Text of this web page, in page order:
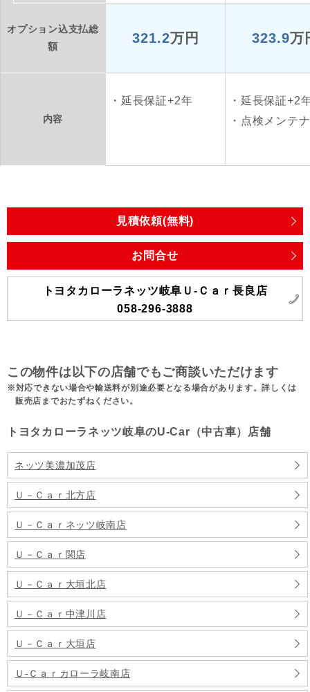
オプション込支払総
額
321.2万円 323.9万
内容
延長保証+2年
延長保証+2
点検メンテ
見積依頼(無料)
お問合せ
トヨタカローラネッツ岐阜Ｕ‐Ｃａｒ長良店
058-296-3888
この物件は以下の店舗でもご商談いただけます
対応できない場合や輸送料が別途必要となる場合があります。詳しくは
販売店までおたずねください。
トヨタカローラネッツ岐阜のU-Car（中古車）店舗
ネッツ美濃加茂店
Ｕ－Ｃａｒ北方店
Ｕ－Ｃａｒネッツ岐南店
Ｕ－Ｃａｒ関店
Ｕ－Ｃａｒ大垣北店
Ｕ－Ｃａｒ中津川店
Ｕ－Ｃａｒ大垣店
Ｕ‐Ｃａｒカローラ岐南店